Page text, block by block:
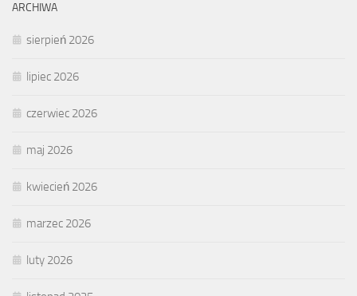
ARCHIWA
sierpień 2026
lipiec 2026
czerwiec 2026
maj 2026
kwiecień 2026
marzec 2026
luty 2026